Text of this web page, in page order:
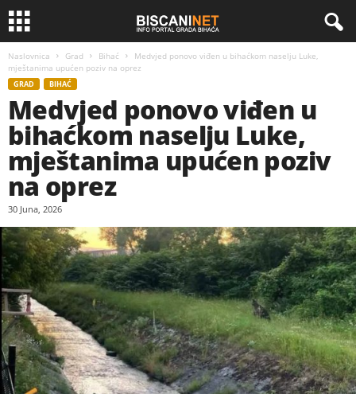
Naslovnica Grad Bihać
Medvjed ponovo viđen u bihaćkom naselju Luke,
mještanima upućen poziv na oprez
GRAD BIHAĆ
Medvjed ponovo viđen u
bihaćkom naselju Luke,
mještanima upućen poziv
na oprez
30 Juna, 2026